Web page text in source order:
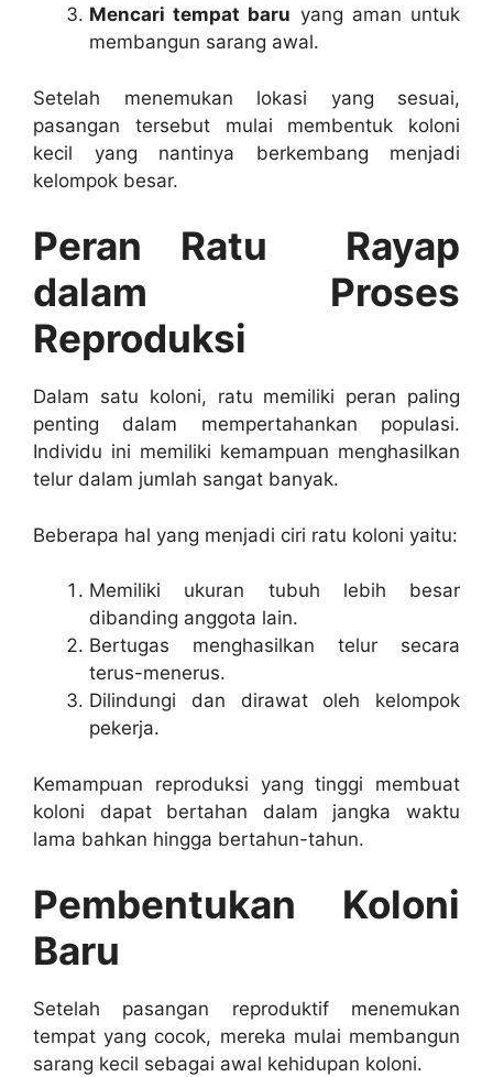
Mencari tempat baru yang aman untuk
membangun sarang awal.
Setelah menemukan lokasi yang sesuai,
pasangan tersebut mulai membentuk koloni
kecil yang nantinya berkembang menjadi
kelompok besar.
Peran Ratu Rayap
dalam Proses
Reproduksi
Dalam satu koloni, ratu memiliki peran paling
penting dalam mempertahankan populasi.
Individu ini memiliki kemampuan menghasilkan
telur dalam jumlah sangat banyak.
Beberapa hal yang menjadi ciri ratu koloni yaitu:
Memiliki ukuran tubuh lebih besar
dibanding anggota lain.
Bertugas menghasilkan telur secara
terus-menerus.
Dilindungi dan dirawat oleh kelompok
pekerja.
Kemampuan reproduksi yang tinggi membuat
koloni dapat bertahan dalam jangka waktu
lama bahkan hingga bertahun-tahun.
Pembentukan Koloni
Baru
Setelah pasangan reproduktif menemukan
tempat yang cocok, mereka mulai membangun
sarang kecil sebagai awal kehidupan koloni.